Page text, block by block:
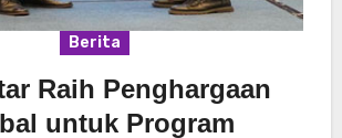
Berita
Raih Penghargaan
untuk Program